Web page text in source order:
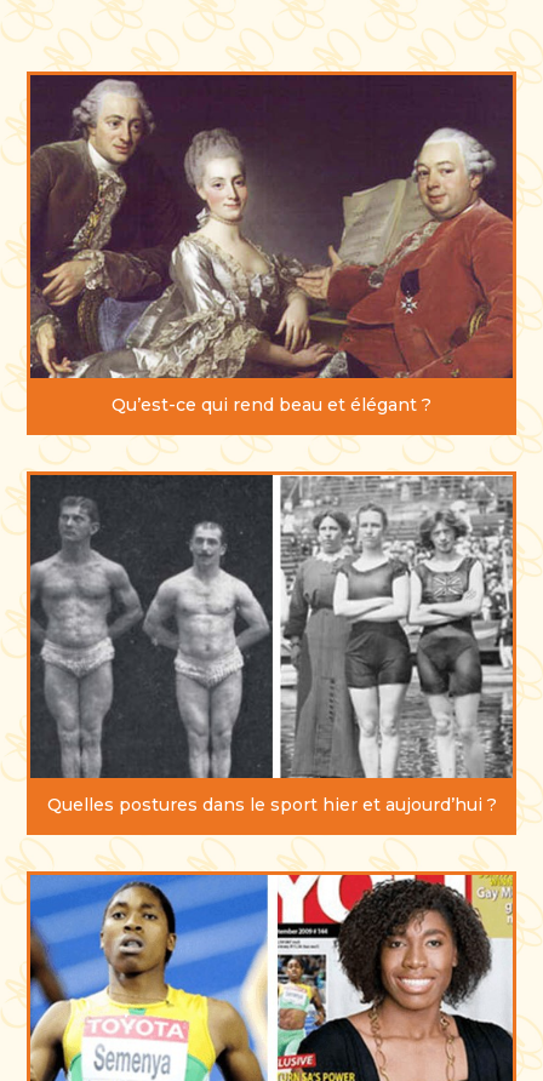
Qu’est-ce qui rend beau et élégant ?
Quelles postures dans le sport hier et aujourd’hui ?